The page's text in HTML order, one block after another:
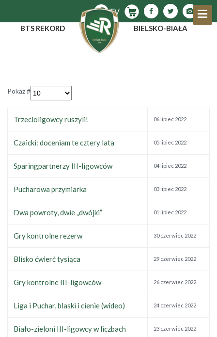
BTS REKORD BIELSKO-BIAŁA
Pokaż #
Trzecioligowcy ruszyli! 06 lipiec 2022
Czaicki: doceniam te cztery lata 05 lipiec 2022
Sparingpartnerzy III-ligowców 04 lipiec 2022
Pucharowa przymiarka 03 lipiec 2022
Dwa powroty, dwie „dwójki” 01 lipiec 2022
Gry kontrolne rezerw 30 czerwiec 2022
Blisko ćwierć tysiąca 29 czerwiec 2022
Gry kontrolne III-ligowców 26 czerwiec 2022
Liga i Puchar, blaski i cienie (wideo) 24 czerwiec 2022
Biało-zieloni III-ligowcy w liczbach 23 czerwiec 2022